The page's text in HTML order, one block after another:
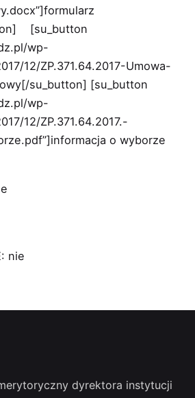
[su_button
wp-
12/ZP.371.64.2017-Umowa-
su_button] [su_button
wp-
12/ZP.371.64.2017.-
o wyborze
nie
dyrektora instytucji